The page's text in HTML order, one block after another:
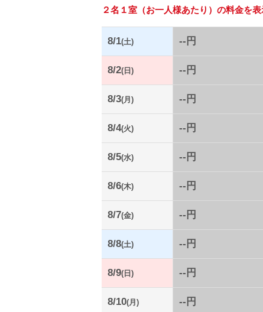
２名１室 （お一人様あたり）の料金を
8/1(土) --円
8/2(日) --円
8/3(月) --円
8/4(火) --円
8/5(水) --円
8/6(木) --円
8/7(金) --円
8/8(土) --円
8/9(日) --円
8/10(月) --円